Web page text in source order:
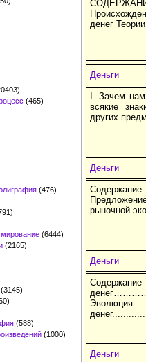
(465)
(476)
(6444)
(2165)
(3145)
(588)
(1000)
денег
Деньги
I. Зачем
всякие
других
Деньги
Содержание
рыночной
Деньги
Деньги